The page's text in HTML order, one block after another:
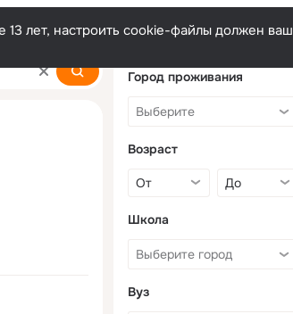
лет, настроить cookie-файлы должен ваш
Город проживания
Возраст
Школа
Вуз